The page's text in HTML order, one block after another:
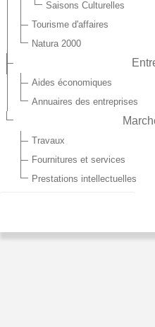
Saisons Culturelles
Tourisme d'affaires
Natura 2000
Aides économiques
Annuaires des entreprises
Travaux
Fournitures et services
Prestations intellectuelles